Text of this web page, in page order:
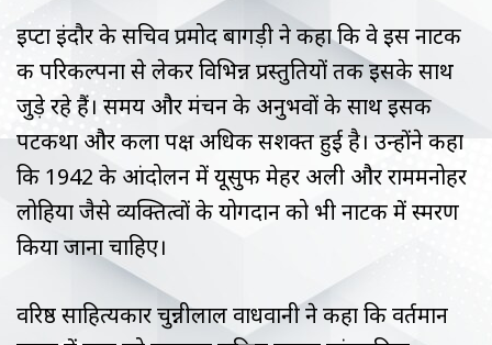
इप्टा इंदौर के सचिव प्रमोद बागड़ी ने कहा कि वे इस नाटक
की परिकल्पना से लेकर विभिन्न प्रस्तुतियों तक इसके साथ
जुड़े रहे हैं। समय और मंचन के अनुभवों के साथ इसकी
पटकथा और कला पक्ष अधिक सशक्त हुई है। उन्होंने कहा
कि 1942 के आंदोलन में यूसुफ मेहर अली और राममनोहर
लोहिया जैसे व्यक्तित्वों के योगदान को भी नाटक में स्मरण
किया जाना चाहिए।
वरिष्ठ साहित्यकार चुन्नीलाल वाधवानी ने कहा कि वर्तमान